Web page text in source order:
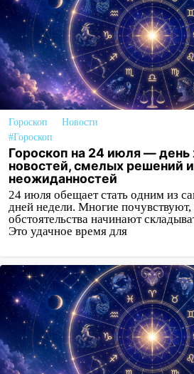
Гороскоп
Новости
#Гороскоп
Гороскоп на 24 июля —
новостей, смелых решений
неожиданностей
24 июля обещает стать одним из
дней недели. Многие почувствуют,
обстоятельства начинают
Это удачное время для